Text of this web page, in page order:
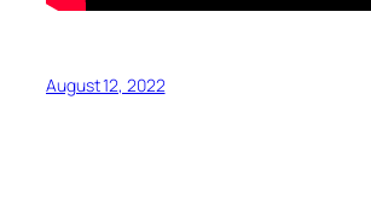
August 12, 2022